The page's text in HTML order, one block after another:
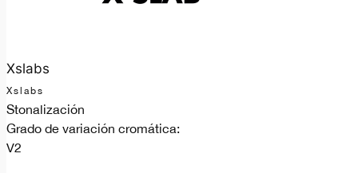
Xslabs
Xslabs
Stonalización
Grado de variación cromática:
V2